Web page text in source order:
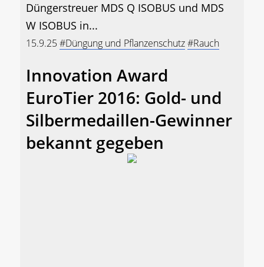
Düngerstreuer MDS Q ISOBUS und MDS
W ISOBUS in...
15.9.25#Düngung und Pflanzenschutz#Rauch
Innovation Award
EuroTier 2016: Gold- und
Silbermedaillen-Gewinner
bekannt gegeben